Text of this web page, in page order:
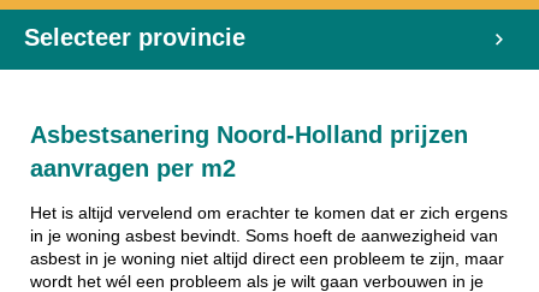
Selecteer provincie
Asbestsanering Noord-Holland prijzen
aanvragen per m2
Het is altijd vervelend om erachter te komen dat er zich ergens
in je woning asbest bevindt. Soms hoeft de aanwezigheid van
asbest in je woning niet altijd direct een probleem te zijn, maar
wordt het wél een probleem als je wilt gaan verbouwen in je